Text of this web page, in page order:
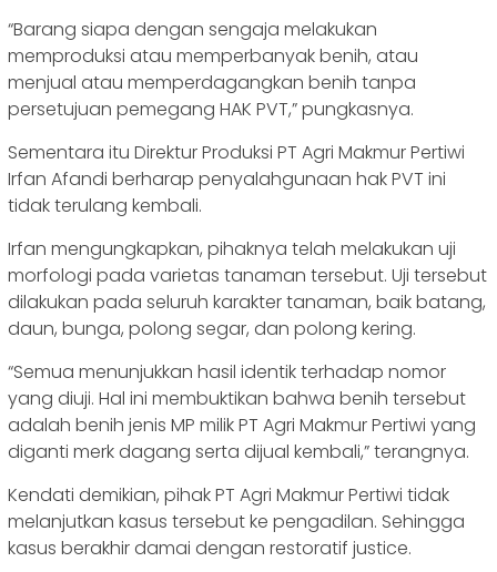
“Barang siapa dengan sengaja melakukan
memproduksi atau memperbanyak benih, atau
menjual atau memperdagangkan benih tanpa
persetujuan pemegang HAK PVT,” pungkasnya.
Sementara itu Direktur Produksi PT Agri Makmur Pertiwi
Irfan Afandi berharap penyalahgunaan hak PVT ini
tidak terulang kembali.
Irfan mengungkapkan, pihaknya telah melakukan uji
morfologi pada varietas tanaman tersebut. Uji tersebut
dilakukan pada seluruh karakter tanaman, baik batang,
daun, bunga, polong segar, dan polong kering.
“Semua menunjukkan hasil identik terhadap nomor
yang diuji. Hal ini membuktikan bahwa benih tersebut
adalah benih jenis MP milik PT Agri Makmur Pertiwi yang
diganti merk dagang serta dijual kembali,” terangnya.
Kendati demikian, pihak PT Agri Makmur Pertiwi tidak
melanjutkan kasus tersebut ke pengadilan. Sehingga
kasus berakhir damai dengan restoratif justice.